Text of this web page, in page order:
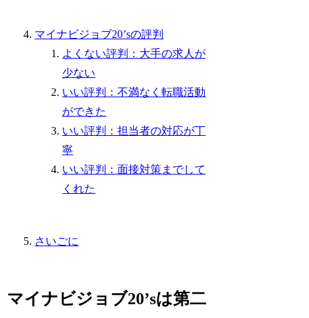
マイナビジョブ20’sの評判
よくない評判：大手の求人が
少ない
いい評判：不満なく転職活動
ができた
いい評判：担当者の対応が丁
寧
いい評判：面接対策までして
くれた
さいごに
マイナビジョブ20’sは第二